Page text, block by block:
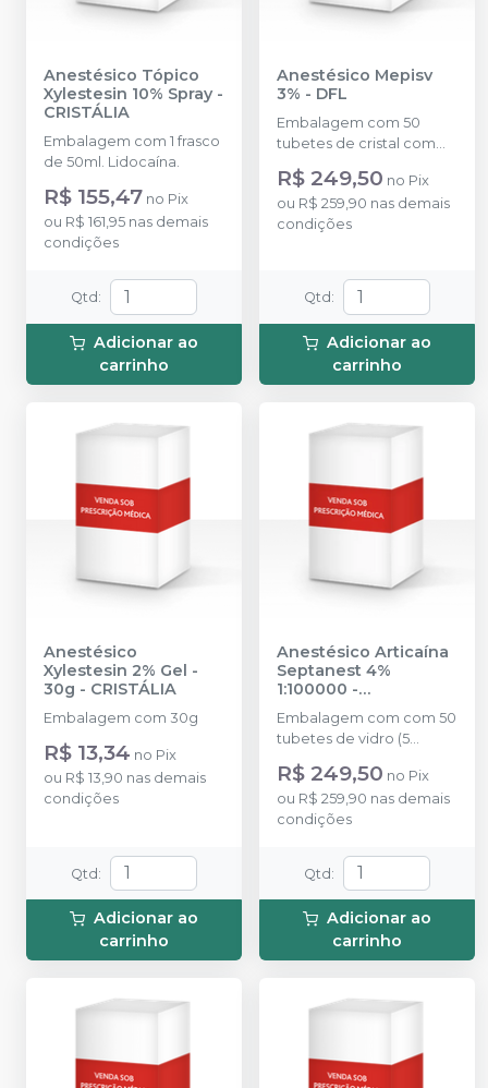
Anestésico Tópico
Xylestesin 10% Spray-
CRISTÁLIA
Embalagem com 1 frasco
de 50ml. Lidocaína.
R$ 155,47 no Pix
ou R$ 161,95 nas demais
condições
Qtd :
Adicionar ao
carrinho
Anestésico Mepisv
3% - DFL
Embalagem com 50
tubetes de cristal com
1,8ml cada. Cloridrato
Mepivacaína sem vaso
(Tubete de Vidro).
R$ 249,50 no Pix
ou R$ 259,90 nas demais
condições
Qtd :
Adicionar ao
carrinho
Anestésico
Xylestesin 2% Gel -
30g - CRISTÁLIA
Embalagem com 30g
R$ 13,34 no Pix
ou R$ 13,90 nas demais
condições
Qtd:
Adicionar ao
carrinho
Anestésico Articaína
Septanest 4%
1:100000 -
SEPTODONT
Embalagem com com 50
tubetes de vidro (5
unidades cada).
R$ 249,50 no Pix
ou R$ 259,90 nas demais
condições
Qtd:
Adicionar ao
carrinho